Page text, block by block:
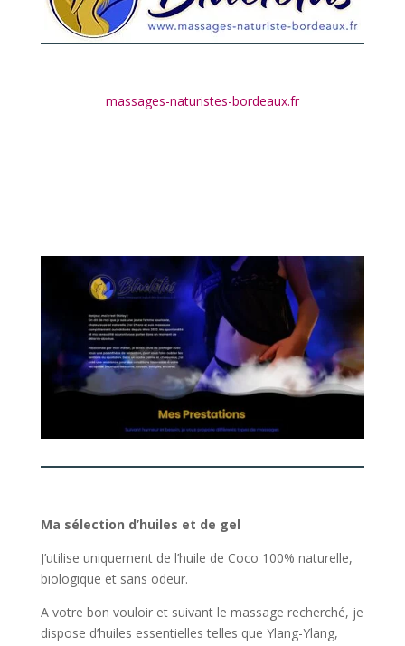
massages-naturistes-bordeaux.fr
Ma sélection d’huiles et de gel
J’utilise uniquement de l’huile de Coco 100% naturelle,
biologique et sans odeur.
A votre bon vouloir et suivant le massage recherché, je
dispose d’huiles essentielles telles que Ylang-Ylang,